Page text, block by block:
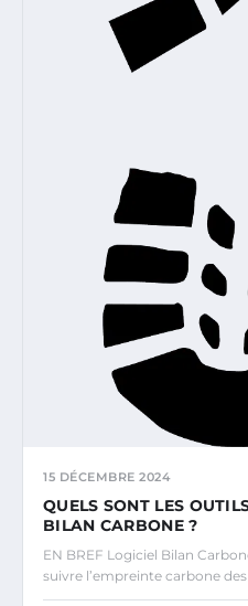
15 DÉCEMBRE 2024
QUELS SONT LES
BILAN CARBONE ?
EN BREF Logiciel Bilan
suivre l’empreinte carbone